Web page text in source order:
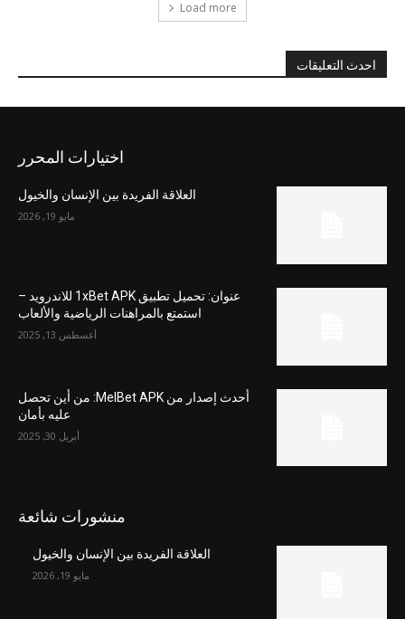
Load more
احدث التعليقات
اختيارات المحرر
العلاقة الفريدة بين الإنسان والخيول
مايو 19, 2026
عنوان: تحميل تطبيق 1xBet APK للاندرويد –
استمتع بالمراهنات الرياضية والألعاب
أغسطس 13, 2025
أحدث إصدار من MelBet APK: من أين تحصل
عليه بأمان
أبريل 30, 2025
منشورات شائعة
العلاقة الفريدة بين الإنسان والخيول
مايو 19, 2026